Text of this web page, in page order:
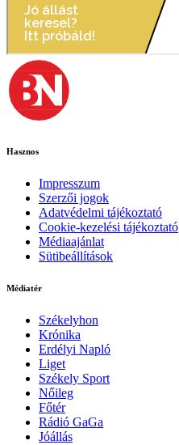
Hasznos
Impresszum
Szerzői jogok
Adatvédelmi tájékoztató
Cookie-kezelési tájékoztató
Médiaajánlat
Sütibeállítások
Médiatér
Székelyhon
Krónika
Erdélyi Napló
Liget
Székely Sport
Nőileg
Főtér
Rádió GaGa
Jóállás